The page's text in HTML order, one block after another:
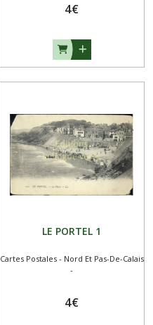
4€
LE PORTEL 1
Cartes Postales - Nord Et Pas-De-Calais
-
4€